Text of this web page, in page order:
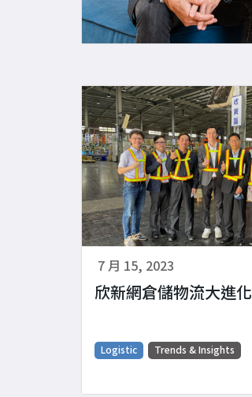
Logistic Trends & Insights
欣新網倉儲物流大進化
7 月 15, 2023